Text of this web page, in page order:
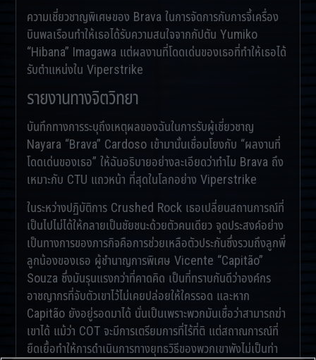
ความเชี่ยวชาญพิเศษของ Brava ในการจัดการกับการจี้เครื่อง
บินพลเรือนทำให้เธอได้รับความสนใจจากกัปตัน Yumiko
“Hibana” Imagawa แต่ผลงานที่โดดเด่นของเธอที่ทำให้เธอได้
รับตำแหน่งใน Viperstrike
รายงานทางจิตวิทยา
บันทึกทางการระบุถึงเหตุผลของฉันในการรับผู้เชี่ยวชาญ
Nayara “Brava” Cardoso เข้ามานั้นเชื่อมโยงกับ “ผลงานที่
โดดเด่นของเธอ” ให้ฉันอธิบายอย่างละเอียดว่าทำไม Brava ถึง
เหมาะกับ CTU แถวหน้า ที่สุดในโลกอย่าง Viperstrike
ในระหว่างปฏิบัติการ Crushed Rock เธอเปลี่ยนสถานการณ์ที่
เป็นไปไม่ได้ให้กลายเป็นชัยชนะด้วยตัวคนเดียว จุดประสงค์อย่าง
เป็นทางการของภารกิจคือการช่วยเหลือตัวประกันซึ่งรวมถึงลูกพี่
ลูกน้องของเธอ ผู้ชำนาญการพิเศษ Vicente “Capitão”
Souza ซึ่งมันรุนแรงกว่าที่คาดคิด เป็นที่ทราบกันดีว่าองค์กร
อาชญากรที่จับตัวเขาไว้ไม่เคยปล่อยให้ใครรอด และหาก
Capitão ยังอยู่รอดมาได้ นั่นเป็นเพราะพวกมันเชื่อว่าสามารถฆ่า
เขาได้ แม้ว่า COT จะมีการเตรียมการที่ไร้ที่ติ แต่สถาณการณ์ที่
ยืดเยื้อทำให้การดำเนินการทางยุทธวิธีของพวกเขาพังไม่เป็นท่า